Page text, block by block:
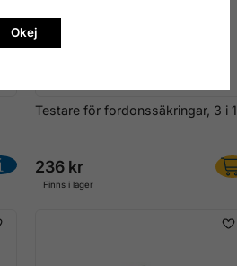
Testare för fordonssäkringar, 3 i 1
236 kr
Finns i lager
Okej